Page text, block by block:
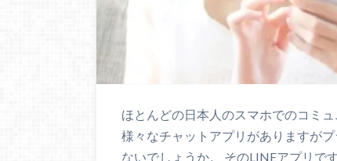
ほとんどの日本人のスマホでのコミ
様々なチャットアプリがありますが
ないでしょうか。 そのLINEアプリで